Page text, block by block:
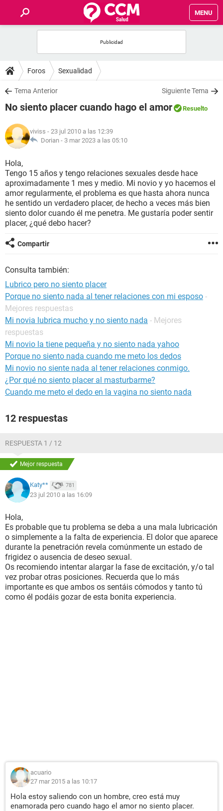
MENU
FOROS
SALUD
NUTRICIÓN
BIENESTAR
SEXUALIDAD
GLOSARIO
Foros Sexualidad
Tema Anterior Siguiente Tema
No siento placer cuando hago el amor Resuelto
viviss - 23 jul 2010 a las 12:39
Dorian - 3 mar 2023 a las 05:10
Hola,
Tengo 15 años y tengo relaciones sexuales desde hace
aproximadamente 1 mes y medio. Mi novio y yo hacemos el
amor regularmente, el problema es que hasta ahora nunca
he sentido un verdadero placer, de hecho a veces más bien
siento dolor cuando él me penetra. Me gustaría poder sentir
placer, ¿qué debo hacer?
Compartir
Consulta también:
Lubrico pero no siento placer
Porque no siento nada al tener relaciones con mi esposo -
Mejores respuestas
Mi novia lubrica mucho y no siento nada - Mejores
respuestas
Mi novio la tiene pequeña y no siento nada yahoo
Porque no siento nada cuando me meto los dedos
Mi novio no siente nada al tener relaciones conmigo.
¿Por qué no siento placer al masturbarme?
Cuando me meto el dedo en la vagina no siento nada
12 respuestas
RESPUESTA 1 / 12
Mejor respuesta
Katy** 781
23 jul 2010 a las 16:09
Hola,
Es probable que tu problema se deba a una mala lubricación
o simplemente a la falta de experiencia. El dolor que aparece
durante la penetración revela comúnmente un estado de
frigidez o ausencia de deseo sexual.
Os recomiendo intentar alargar la fase de excitación, y/o tal
vez probar otras posiciones. Recuerda que lo más
importante es que ambos os sentáis cómodos y tanto tú
como él podáis gozar de esta bonita experiencia.
acuario
27 mar 2015 a las 10:17
Hola estoy saliendo con un hombre, creo está muy
enamorada pero cuando hago el amor no siento placer.